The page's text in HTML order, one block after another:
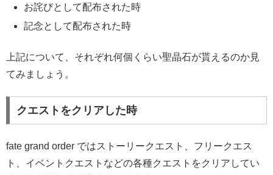
お詫びとして配布された時
記念として配布された時
上記について、それぞれ何個くらい聖晶石が貰えるのか見
てみましょう。
クエストをクリアした時
fate grand order ではストーリークエスト、フリークエス
ト、イベントクエストなどの各種クエストをクリアしてい